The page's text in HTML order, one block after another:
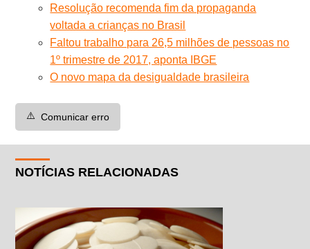
Resolução recomenda fim da propaganda
voltada a crianças no Brasil
Faltou trabalho para 26,5 milhões de pessoas no
1º trimestre de 2017, aponta IBGE
O novo mapa da desigualdade brasileira
⚠️ Comunicar erro
NOTÍCIAS RELACIONADAS